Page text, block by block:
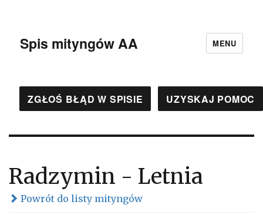
Spis mityngów AA MENU
ZGŁOŚ BŁĄD W SPISIE UZYSKAJ POMOC
Radzymin - Letnia
Powrót do listy mityngów